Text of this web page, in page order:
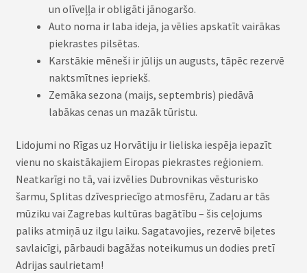
un olīveļļa ir obligāti jānogaršo.
Auto noma ir laba ideja, ja vēlies apskatīt vairākas
piekrastes pilsētas.
Karstākie mēneši ir jūlijs un augusts, tāpēc rezervē
naktsmītnes iepriekš.
Zemāka sezona (maijs, septembris) piedāvā
labākas cenas un mazāk tūristu.
Lidojumi no Rīgas uz Horvātiju ir lieliska iespēja iepazīt
vienu no skaistākajiem Eiropas piekrastes reģioniem.
Neatkarīgi no tā, vai izvēlies Dubrovnikas vēsturisko
šarmu, Splitas dzīvespriecīgo atmosfēru, Zadaru ar tās
mūziku vai Zagrebas kultūras bagātību – šis ceļojums
paliks atmiņā uz ilgu laiku. Sagatavojies, rezervē biļetes
savlaicīgi, pārbaudi bagāžas noteikumus un dodies pretī
Adrijas saulrietam!